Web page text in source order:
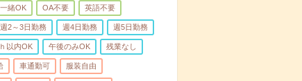
緒OK OA不要 英語不要
週2～3日勤務 週4日勤務 週5日勤務
以内OK 午後のみOK 残業なし
車通勤可 服装自由